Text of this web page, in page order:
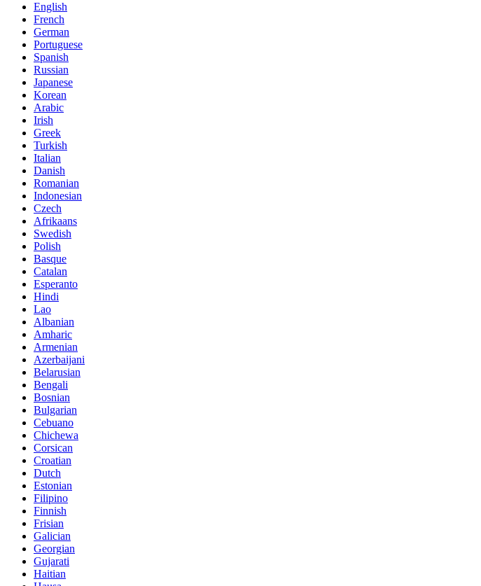
English
French
German
Portuguese
Spanish
Russian
Japanese
Korean
Arabic
Irish
Greek
Turkish
Italian
Danish
Romanian
Indonesian
Czech
Afrikaans
Swedish
Polish
Basque
Catalan
Esperanto
Hindi
Lao
Albanian
Amharic
Armenian
Azerbaijani
Belarusian
Bengali
Bosnian
Bulgarian
Cebuano
Chichewa
Corsican
Croatian
Dutch
Estonian
Filipino
Finnish
Frisian
Galician
Georgian
Gujarati
Haitian